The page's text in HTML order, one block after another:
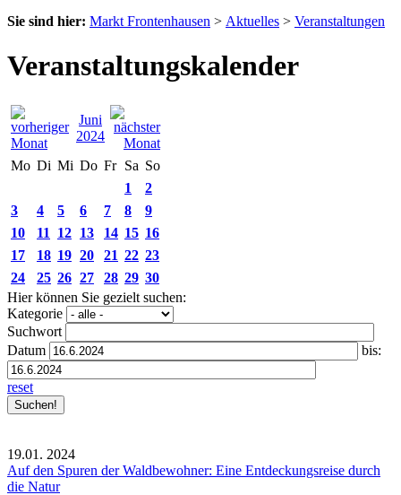
Sie sind hier: Markt Frontenhausen > Aktuelles > Veranstaltungen
Veranstaltungskalender
Juni
2024
Mo Di Mi Do Fr Sa So
1
2
3
4 5 6 7 8
9
10
11 12 13 14 15 16
17
18 19 20 21 22 23
24
25 26 27 28 29 30
Hier können Sie gezielt suchen:
Kategorie
Suchwort
Datum
bis:
reset
19.01. 2024
Auf den Spuren der Waldbewohner: Eine Entdeckungsreise durch
die Natur